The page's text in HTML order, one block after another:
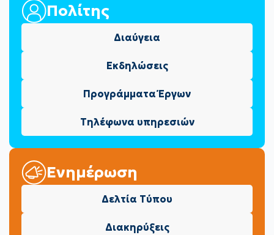
Πολίτης
Διαύγεια
Εκδηλώσεις
Προγράμματα Έργων
Τηλέφωνα υπηρεσιών
Ενημέρωση
Δελτία Τύπου
Διακηρύξεις